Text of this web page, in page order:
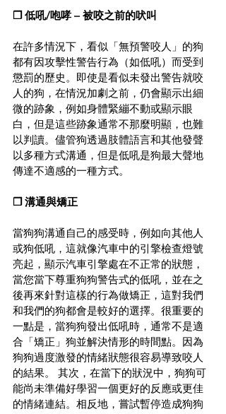
❐ 低吼/咆哮 – 被咬之前的吠叫
在許多情況下，看似「無預警咬人」的狗
都有因攻擊性警告行為（如低吼）而受到
懲罰的歷史。即使是看似未發出警告就咬
人的狗，在情況加劇之前，仍會顯示出細
微的跡象，例如身體緊繃不動或顯示眼
白，但是這些跡象通常不那麼明顯，也難
以判讀。儘管狗透過肢體語言和其他發聲
以多種方式溝通，但是低吼是狗最大聲地
傳達不適感的一種方式。
❐ 溝通與矯正
當狗狗溝通自己的感受時，例如向其他人
或狗低吼，這就像汽車中的引擎檢查燈號
亮起，顯示汽車引擎處在不正常的狀態，
當您當下尊重狗狗警告式的低吼，並在之
後再來針對這樣的行為做矯正，這對我們
和我們的狗都會是較好的選擇。很重要的
一點是，當狗狗發出低吼時，通常不是適
合「矯正」狗並解決情形的時間點。因為
狗狗過度激發的情緒狀態很容易導致咬人
的結果。 其次，在當下的狀況中，狗狗可
能尚未準備好學習一個更好的反應或更佳
的情緒連結。相反地，嘗試暫停造成狗狗